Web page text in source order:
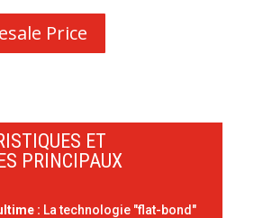
Price
ET
PRINCIPAUX
: La technologie "flat-bond"